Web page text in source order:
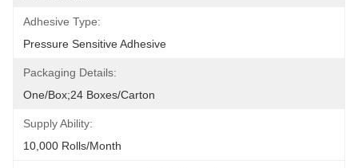
Adhesive Type:
Pressure Sensitive Adhesive
Packaging Details:
One/box;24 Boxes/carton
Supply Ability:
10,000 Rolls/month